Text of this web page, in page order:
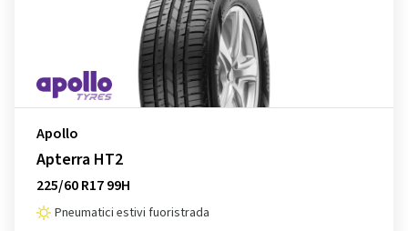
Apollo
Apterra HT2
225/60 R17 99H
Pneumatici estivi fuoristrada